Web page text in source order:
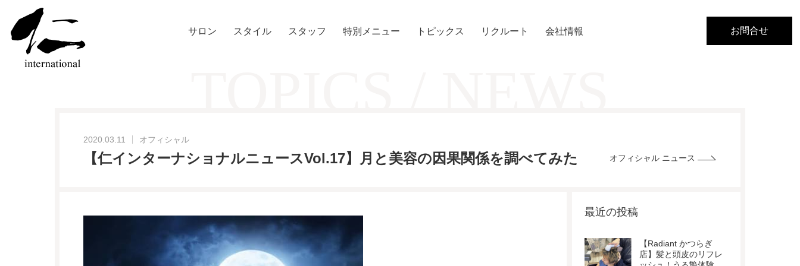
サロン スタイル スタッフ 特別メニュー トピックス リクルート 会社情報 お問合せ
2020.03.11 オフィシャル
【仁インターナショナルニュースVol.17】月と美容の因果関係を調べてみた オフィシャル ニュース
最近の投稿
【Radiant かつらぎ
店】髪と頭皮のリフレ